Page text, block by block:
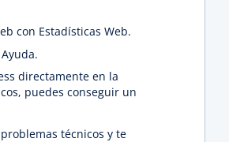
con Estadísticas Web.
directamente en la
puedes conseguir un
técnicos y te